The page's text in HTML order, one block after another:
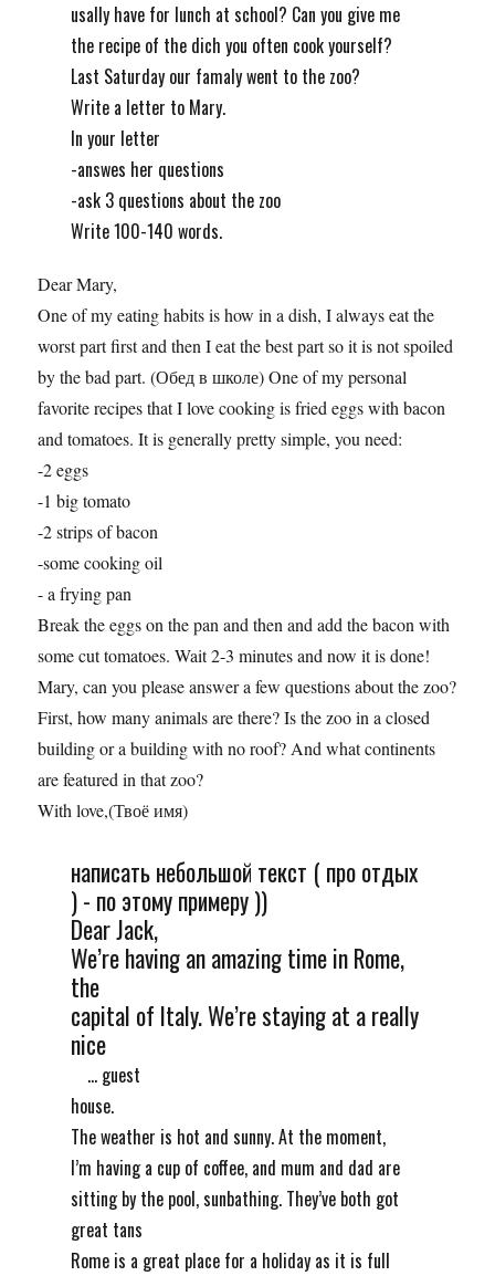
usally have for lunch at school? Can you give me
the recipe of the dich you often cook yourself?
Last Saturday our famaly went to the zoo?
Write a letter to Mary.
In your letter
-answes her questions
-ask 3 questions about the zoo
Write 100-140 words.
Dear Mary,
One of my eating habits is how in a dish, I always eat the
worst part first and then I eat the best part so it is not spoiled
by the bad part. (Обед в школе) One of my personal
favorite recipes that I love cooking is fried eggs with bacon
and tomatoes. It is generally pretty simple, you need:
-2 eggs
-1 big tomato
-2 strips of bacon
-some cooking oil
- a frying pan
Break the eggs on the pan and then and add the bacon with
some cut tomatoes. Wait 2-3 minutes and now it is done!
Mary, can you please answer a few questions about the zoo?
First, how many animals are there? Is the zoo in a closed
building or a building with no roof? And what continents
are featured in that zoo?
With love,(Твоё имя)
написать небольшой текст ( про отдых
) - по этому примеру ))
Dear Jack,
We’re having an amazing time in Rome,
the
capital of Italy. We’re staying at a really
nice
... guest
house.
The weather is hot and sunny. At the moment,
I’m having a cup of coffee, and mum and dad are
sitting by the pool, sunbathing. They’ve both got
great tans
Rome is a great place for a holiday as it is full